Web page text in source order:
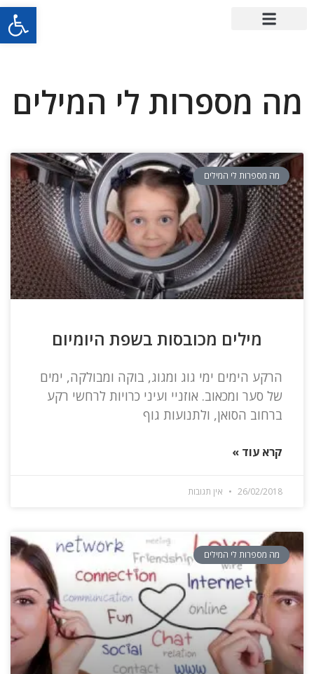
פתח
מה מספרות לי המילים
מה מספרות לי המילים
מילים מכובסות בשפת היומיום
הרקע הימים ימי גוג ומגוג, בוקה ומבולקה, ימים
של סער ומכאוב. אוזניי ועיני כרויות לרחשי רקע
ברחוב הסואן, ולתנועות גוף
קרא עוד »
26/02/2018 אין תגובות
מה מספרות לי המילים